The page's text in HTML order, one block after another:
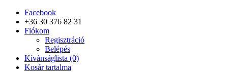
Facebook
+36 30 376 82 31
Fiókom
Regisztráció
Belépés
Kívánságlista (0)
Kosár tartalma